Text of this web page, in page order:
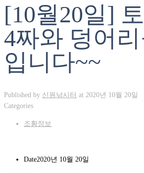
[10월20일]
4짜와 덩어
입니다~~
Published by 신원낚시터 at 2020년 10월 20일
Categories
조황정보
Date2020년 10월 20일